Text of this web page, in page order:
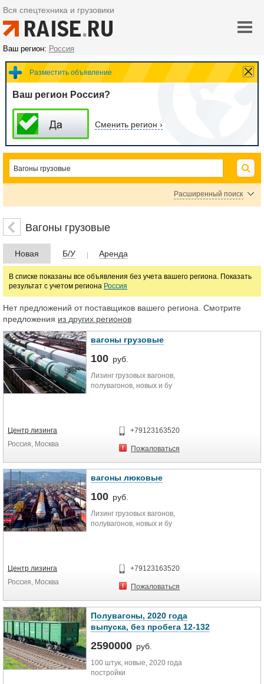
Вся спецтехника и грузовики
Ваш регион: Россия
Разместить объявление
Ваш регион Россия?
Сменить регион ›
Расширенный поиск
Цена
руб.
Марка
Вагоны грузовые
Новая Б/У Аренда
В списке показаны все объявления без учета вашего региона. Показать
результат с учетом региона Россия
Нет предложений от поставщиков вашего региона. Смотрите
предложения из других регионов
вагоны грузовые
100 руб.
Лизинг грузовых вагонов,
полувагонов, новых и бу
Центр лизинга
Россия, Москва
+79123163520
Пожаловаться
вагоны люковые
100 руб.
Лизинг грузовых вагонов,
полувагонов, новых и бу
Центр лизинга
Россия, Москва
+79123163520
Пожаловаться
Полувагоны, 2020 года
выпуска, без пробега 12-132
2590000 руб.
100 штук, новые, 2020 года
постройки